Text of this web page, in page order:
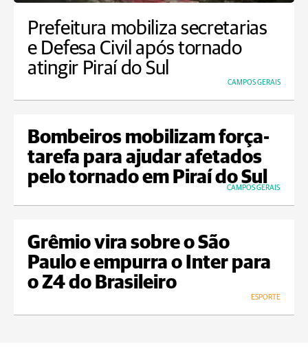
Prefeitura mobiliza secretarias
e Defesa Civil após tornado
atingir Piraí do Sul
CAMPOS GERAIS
Bombeiros mobilizam força-
tarefa para ajudar afetados
pelo tornado em Piraí do Sul
CAMPOS GERAIS
Grêmio vira sobre o São
Paulo e empurra o Inter para
o Z4 do Brasileiro
ESPORTE